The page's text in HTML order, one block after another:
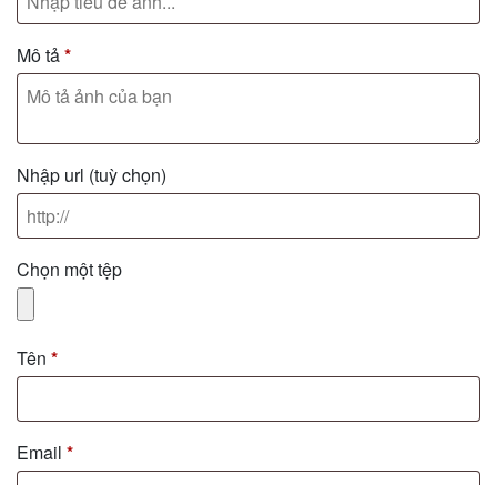
Mô tả*
Nhập url (tuỳ chọn)
Chọn một tệp
Tên *
Email *